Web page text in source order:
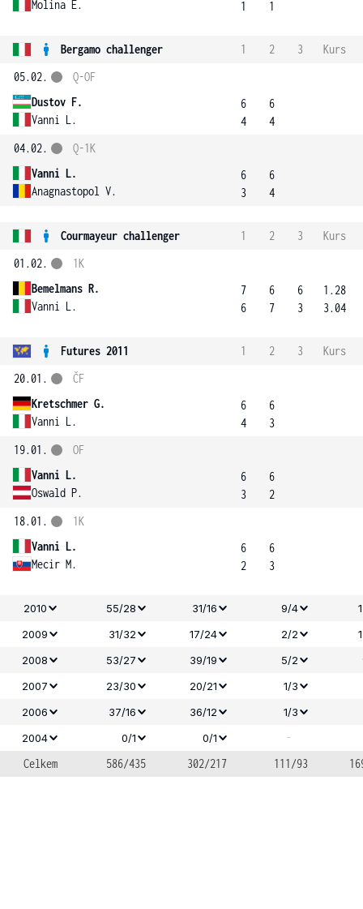
Molina E. 1 1
Bergamo challenger 1 2 3
Kurs
05.02.
Dustov F.
Vanni L.
Q-OF
6
4
6
4
04.02.
Vanni L.
Anagnastopol V.
Q-1K
6
3
6
4
Courmayeur challenger 1 2 3
Kurs
01.02.
Bemelmans R.
Vanni L.
1K
7
6
6
7
6
3
1.28
3.04
Futures 2011 1 2 3
Kurs
20.01.
Kretschmer G.
Vanni L.
ČF
6
4
6
3
19.01.
Vanni L.
Oswald P.
OF
6
3
6
2
18.01.
Vanni L.
Mecir M.
1K
6
2
6
3
2010 55/28 31/16 9/4
2009
31/32 17/24 2/2
2008
53/27 39/19 5/2
2007
23/30 20/21 1/3
2006
37/16 36/12
1/3
2004
0/1 0/1
-
Celkem
586/435 302/217 111/93